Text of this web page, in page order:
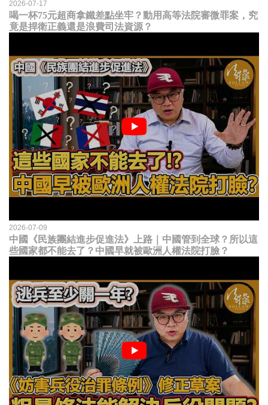
2026-07-17
喝一杯75元超商拿鐵差點坐牢？動用高等法院審微罪案，究
竟是捍衛正義還是浪費司法資源？
2026-07-09
中國《民族團結進步促進法》上路｜中國管到全球？所以這
些國家都不能去了？中國早就被歐洲人權法院打臉？